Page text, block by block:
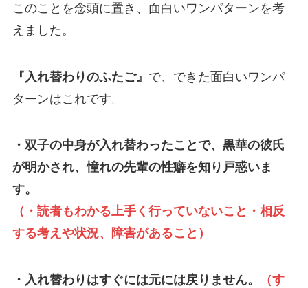
このことを念頭に置き、面白いワンパターンを考
えました。
『入れ替わりのふたご』 で、できた面白いワンパ
ターンはこれです。
・双子の中身が入れ替わったことで、黒華の彼氏
が明かされ、憧れの先輩の性癖を知り戸惑いま
す。
（・読者もわかる上手く行っていないこと・相反
する考えや状況、障害があること）
・入れ替わりはすぐには元には戻りません。
（す